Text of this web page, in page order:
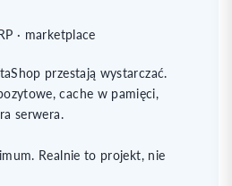
· marketplace
przestają wystarczać.
cache w pamięci,
serwera.
Realnie to projekt, nie